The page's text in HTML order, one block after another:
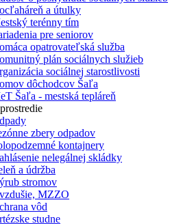
a útulky
terénny tím
pre seniorov
opatrovateľská služba
plán sociálnych služieb
sociálnej starostlivosti
dôchodcov Šaľa
Šaľa - mestská tepláreň
zbery odpadov
kontajnery
nelegálnej skládky
a údržba
stromov
MZZO
vôd
studne